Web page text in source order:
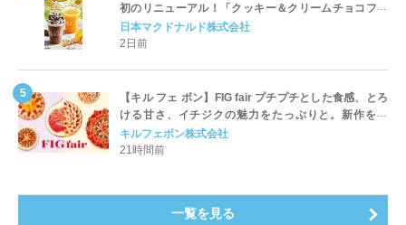
初のリニューアル！「クッキー＆クリームチョコフラ
ッペ」「マンゴースムージー」8月5日（水）から販売
開始
日本マクドナルド株式会社
2日前
【キル フェ ボン】FIG fair プチプチとした食感、とろ
ける甘さ、イチジクの魅力をたっぷりと。新作を含
め、イチジク尽くしの全4種が登場8月20日（木）スタ
ート
キルフェボン株式会社
21時間前
一覧を見る